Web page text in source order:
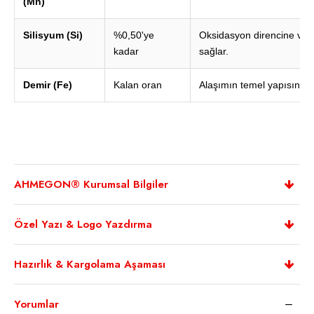
Silisyum (Si)
%0,50'ye
kadar
Oksidasyon direncine ve
sağlar.
Demir (Fe) Kalan oran Alaşımın temel yapısını
AHMEGON® Kurumsal Bilgiler
Özel Yazı & Logo Yazdırma
Hazırlık & Kargolama Aşaması
Yorumlar